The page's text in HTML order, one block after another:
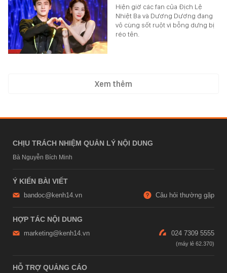
Hiện giờ các fan của Địch Lệ
Nhiệt Ba và Dương Dương đang
vô cùng sốt ruột vì bỗng dưng bị
réo tên.
Xem thêm
CHỊU TRÁCH NHIỆM QUẢN LÝ NỘI DUNG
Bà Nguyễn Bích Minh
Ý KIẾN BÀI VIẾT
bandoc@kenh14.vn Câu hỏi thường gặp
HỢP TÁC NỘI DUNG
marketing@kenh14.vn 024 7309 5555
HỖ TRỢ QUẢNG CÁO